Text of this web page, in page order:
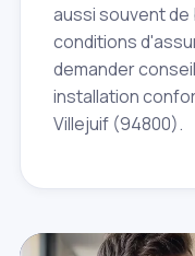
aussi souvent
conditions
demander
installation
Villejuif (94800).